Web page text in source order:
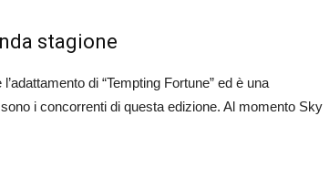
stagione
l’adattamento di “Tempting Fortune” ed è una
i concorrenti di questa edizione. Al momento Sky